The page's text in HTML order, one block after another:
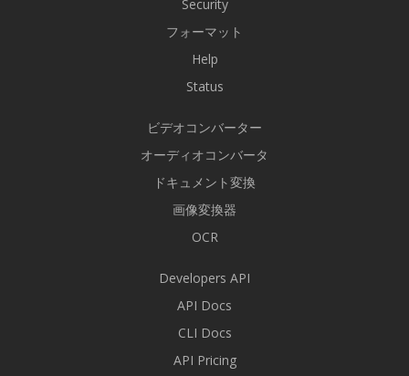
Security
フォーマット
Help
Status
ビデオコンバーター
オーディオコンバータ
ドキュメント変換
画像変換器
OCR
Developers API
API Docs
CLI Docs
API Pricing